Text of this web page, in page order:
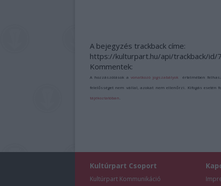
A bejegyzés trackback címe:
https://kulturpart.hu/api/trackback/id/
Kommentek:
A hozzászólások avonatkozó jogszabályok értelmében
felelősséget nem vállal, azokat nem ellenőrzi. Kifogás esetén
tájékoztatóban
Kultúrpart Csoport
Kultúrpart Kommunikáció